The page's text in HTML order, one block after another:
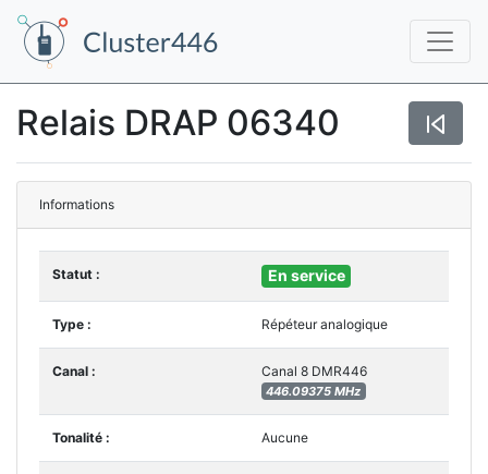
Relais DRAP 06340
Informations
Statut : En service
Type : Répéteur analogique
Canal : Canal 8 DMR446
446.09375 MHz
Tonalité : Aucune